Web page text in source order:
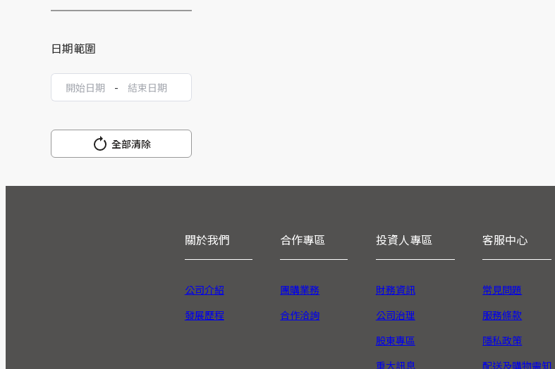
日期範圍
-
全部清除
關於我們
公司介紹
發展歷程
合作專區
團購業務
合作洽詢
投資人專區
財務資訊
公司治理
股東專區
重大訊息
客服中心
常見問題
服務條款
隱私政策
配送及購物需知